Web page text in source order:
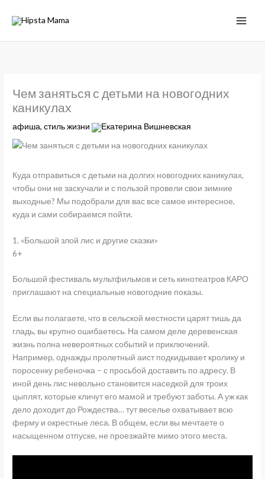
Чем заняться с детьми на новогодних
каникулах
афиша,стиль жизни Екатерина Вишневская
Куда отправиться с детьми на долгих новогодних каникулах,
чтобы они не заскучали и с пользой провели свои зимние
выходные? Мы подобрали для вас все самое интересное,
куда и сами собираемся пойти.
1. «Большой злой лис и другие сказки»
6+
Большой фестиваль мультфильмов и сеть кинотеатров КАРО
приглашают на специальные новогодние показы.
Если вы полагаете, что в сельской местности царят тишь да
гладь, вы крупно ошибаетесь. На самом деле деревенская
жизнь полна невероятных событий и приключений.
Например, однажды пролетный аист подкидывает кролику и
поросенку ребеночка – с просьбой доставить по адресу. В
иной день лис невольно становится наседкой для троих
цыплят, которые кличут его мамой и требуют заботы. А уж как
дело доходит до Рождества… тут веселье охватывает всю
ферму и окрестные леса. В общем, если вы мечтаете о
насыщенном отпуске, не проезжайте мимо этого места.